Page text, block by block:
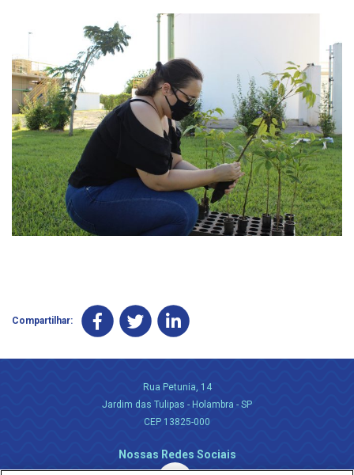
Compartilhar:
Rua Petunia, 14
Jardim das Tulipas - Holambra - SP
CEP 13825-000
Nossas Redes Sociais